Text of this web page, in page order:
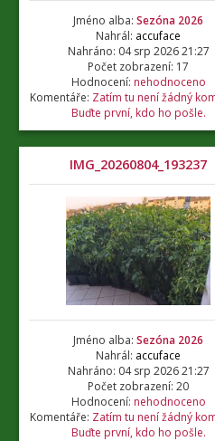
Jméno alba: Sezóna 2026
Nahrál: accuface
Nahráno: 04 srp 2026 21:27
Počet zobrazení: 17
Hodnocení: nehodnoceno
Komentáře: Zatím tu není žádný
Buďte první, kdo ho pošle.
IMG_20260804_193237
Jméno alba: Sezóna 2026
Nahrál: accuface
Nahráno: 04 srp 2026 21:27
Počet zobrazení: 20
Hodnocení: nehodnoceno
Komentáře: Zatím tu není žádný
Buďte první, kdo ho pošle.